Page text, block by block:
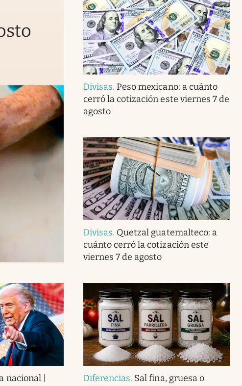
Divisas. Peso mexicano: a cuánto
cerró la cotización este viernes 7 de
agosto
Divisas. Quetzal guatemalteco: a
cuánto cerró la cotización este
viernes 7 de agosto
nacional |
Diferencias. Sal fina, gruesa o